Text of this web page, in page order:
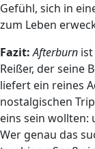
Gefühl, sich in
zum Leben
Fazit: Afterburn
Reißer, der seine
liefert ein reines
nostalgischen
eins sein
Wer genau das